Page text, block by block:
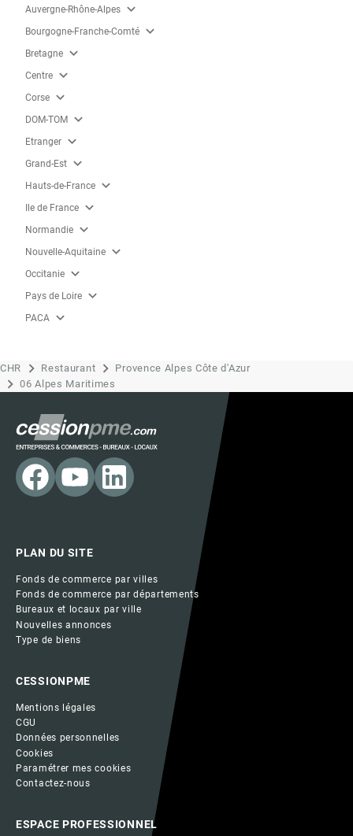
Auvergne-Rhône-Alpes expand_more
Bourgogne-Franche-Comté expand_more
Bretagne expand_more
Centre expand_more
Corse expand_more
DOM-TOM expand_more
Etranger expand_more
Grand-Est expand_more
Hauts-de-France expand_more
Ile de France expand_more
Normandie expand_more
Nouvelle-Aquitaine expand_more
Occitanie expand_more
Pays de Loire expand_more
PACA expand_more
CHR Restaurant
Provence Alpes Côte d'Azur
06 Alpes Maritimes
PLAN DU SITE
Fonds de commerce par villes
Fonds de commerce par départements
Bureaux et locaux par ville
Nouvelles annonces
Type de biens
CESSIONPME
Mentions légales
CGU
Données personnelles
Cookies
Paramétrer mes cookies
Contactez-nous
ESPACE PROFESSIONNEL